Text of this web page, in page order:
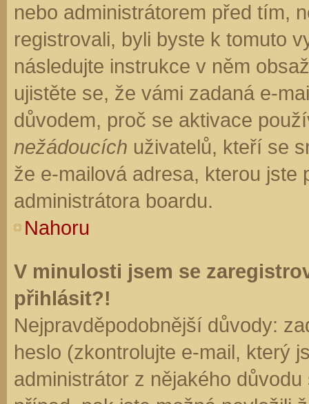
nebo administrátorem před tím,
registrovali, byli byste k tomuto
následujte instrukce v něm
ujistěte se, že vámi zadaná e-
důvodem, proč se aktivace
nežádoucích uživatelů, kteří se
že e-mailová adresa, kterou jste
administrátora boardu.
Nahoru
V minulosti jsem se
přihlásit?!
Nejpravděpodobnější důvody:
heslo (zkontrolujte e-mail, který
administrátor z nějakého